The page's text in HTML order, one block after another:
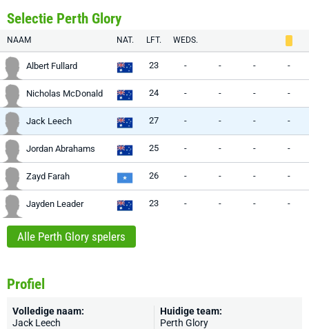
Selectie Perth Glory
NAAM NAT. LFT. WEDS.
Albert Fullard 23 - - - -
Nicholas McDonald 24 - - - -
Jack Leech 27 - - - -
Jordan Abrahams 25 - - - -
Zayd Farah 26 - - - -
Jayden Leader 23 - - - -
Alle Perth Glory spelers
Profiel
Volledige naam:
Jack Leech
Huidige team:
Perth Glory